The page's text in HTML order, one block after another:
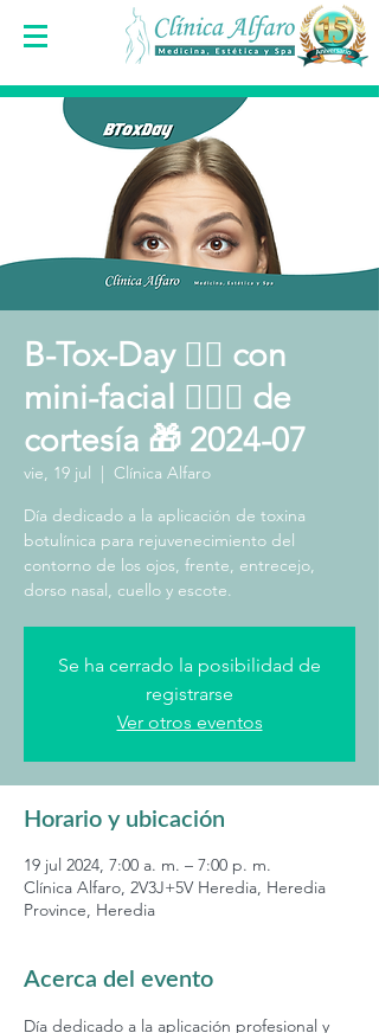
B-Tox-Day 👩‍⚕️ con
mini-facial 🧖🏻‍♀️ de
cortesía 🎁 2024-07
vie, 19 jul
  |
Clínica Alfaro
Día dedicado a la aplicación de toxina
botulínica para rejuvenecimiento del
contorno de los ojos, frente, entrecejo,
dorso nasal, cuello y escote.
Se ha cerrado la posibilidad de
registrarse
Ver otros eventos
Horario y ubicación
19 jul 2024, 7:00 a. m. – 7:00 p. m.
Clínica Alfaro, 2V3J+5V Heredia, Heredia
Province, Heredia
Acerca del evento
Día dedicado a la aplicación profesional y